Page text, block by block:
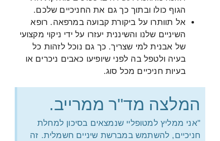
הגוף כולו ובתוך כך גם את החניכיים שלכם.
אל תוותרו על ביקורת קבועה במרפאה. רופא
השיניים שלנו והשיננית יעזרו על ידי ניקוי מקצועי
של אבנית למי שצריך. כך גם נוכל לזהות כל
בעיה ולטפל בה לפני שיופיעו כאבים ניכרים או
בעיות חניכיים מכל סוג.
המלצה מד"ר ממרייב.
"אני ממליץ למטופליי שנמצאים בסיכון למחלת
חניכיים, להשתמש במברשת שיניים חשמלית. זה